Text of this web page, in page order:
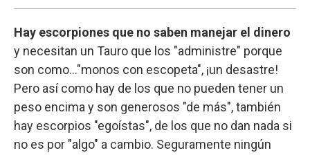
Hay escorpiones que no saben manejar el dinero
y necesitan un Tauro que los "administre" porque
son como…"monos con escopeta", ¡un desastre!
Pero así como hay de los que no pueden tener un
peso encima y son generosos "de más", también
hay escorpios "egoístas", de los que no dan nada si
no es por "algo" a cambio. Seguramente ningún